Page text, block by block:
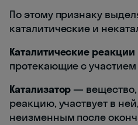
По этому признаку
каталитические и
Каталитические реакции
протекающие с участием
Катализатор — вещество,
реакцию, участвует в
неизменным после